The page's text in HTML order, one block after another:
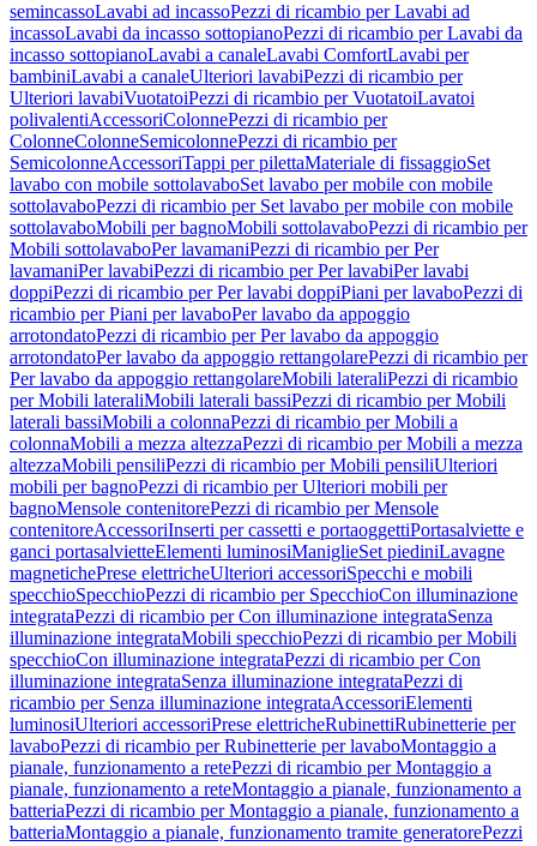
semincassoLavabi ad incassoPezzi di ricambio per Lavabi ad
incassoLavabi da incasso sottopianoPezzi di ricambio per Lavabi da
incasso sottopianoLavabi a canaleLavabi ComfortLavabi per
bambiniLavabi a canaleUlteriori lavabiPezzi di ricambio per
Ulteriori lavabiVuotatoiPezzi di ricambio per VuotatoiLavatoi
polivalentiAccessoriColonnePezzi di ricambio per
ColonneColonneSemicolonnePezzi di ricambio per
SemicolonneAccessoriTappi per pilettaMateriale di fissaggioSet
lavabo con mobile sottolavaboSet lavabo per mobile con mobile
sottolavaboPezzi di ricambio per Set lavabo per mobile con mobile
sottolavaboMobili per bagnoMobili sottolavaboPezzi di ricambio per
Mobili sottolavaboPer lavamaniPezzi di ricambio per Per
lavamaniPer lavabiPezzi di ricambio per Per lavabiPer lavabi
doppiPezzi di ricambio per Per lavabi doppiPiani per lavaboPezzi di
ricambio per Piani per lavaboPer lavabo da appoggio
arrotondatoPezzi di ricambio per Per lavabo da appoggio
arrotondatoPer lavabo da appoggio rettangolarePezzi di ricambio per
Per lavabo da appoggio rettangolareMobili lateraliPezzi di ricambio
per Mobili lateraliMobili laterali bassiPezzi di ricambio per Mobili
laterali bassiMobili a colonnaPezzi di ricambio per Mobili a
colonnaMobili a mezza altezzaPezzi di ricambio per Mobili a mezza
altezzaMobili pensiliPezzi di ricambio per Mobili pensiliUlteriori
mobili per bagnoPezzi di ricambio per Ulteriori mobili per
bagnoMensole contenitorePezzi di ricambio per Mensole
contenitoreAccessoriInserti per cassetti e portaoggettiPortasalviette e
ganci portasalvietteElementi luminosiManiglieSet piediniLavagne
magnetichePrese elettricheUlteriori accessoriSpecchi e mobili
specchioSpecchioPezzi di ricambio per SpecchioCon illuminazione
integrataPezzi di ricambio per Con illuminazione integrataSenza
illuminazione integrataMobili specchioPezzi di ricambio per Mobili
specchioCon illuminazione integrataPezzi di ricambio per Con
illuminazione integrataSenza illuminazione integrataPezzi di
ricambio per Senza illuminazione integrataAccessoriElementi
luminosiUlteriori accessoriPrese elettricheRubinettiRubinetterie per
lavaboPezzi di ricambio per Rubinetterie per lavaboMontaggio a
pianale, funzionamento a retePezzi di ricambio per Montaggio a
pianale, funzionamento a reteMontaggio a pianale, funzionamento a
batteriaPezzi di ricambio per Montaggio a pianale, funzionamento a
batteriaMontaggio a pianale, funzionamento tramite generatorePezzi